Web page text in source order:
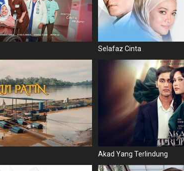
Selafaz Cinta
Akad Yang Terlindung